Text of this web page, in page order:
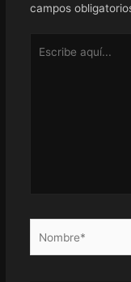
campos
aquí...